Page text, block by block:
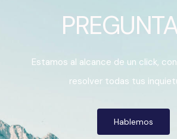
Estamos al alcance de un click,
resolver todas tus
Hablemos